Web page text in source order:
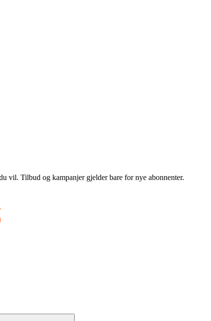
vil. Tilbud og kampanjer gjelder bare for nye abonnenter.